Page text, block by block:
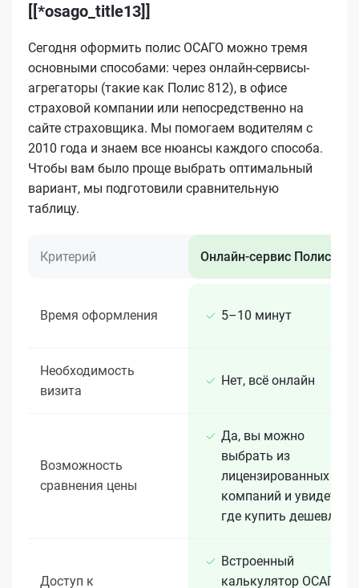
[[*osago_title13]]
Сегодня оформить полис ОСАГО можно тремя
основными способами: через онлайн-сервисы-
агрегаторы (такие как Полис 812), в офисе
страховой компании или непосредственно на
сайте страховщика. Мы помогаем водителям с
2010 года и знаем все нюансы каждого способа.
Чтобы вам было проще выбрать оптимальный
вариант, мы подготовили сравнительную
таблицу.
Критерий Онлайн-сервис Полис 812
Время оформления 5–10 минут
Необходимость
визита
Нет, всё онлайн
Возможность
сравнения цены
Да, вы можно
выбрать из
лицензированных 15+
компаний и увидеть,
где купить дешевле
Доступ к
Встроенный
калькулятор ОСАГО